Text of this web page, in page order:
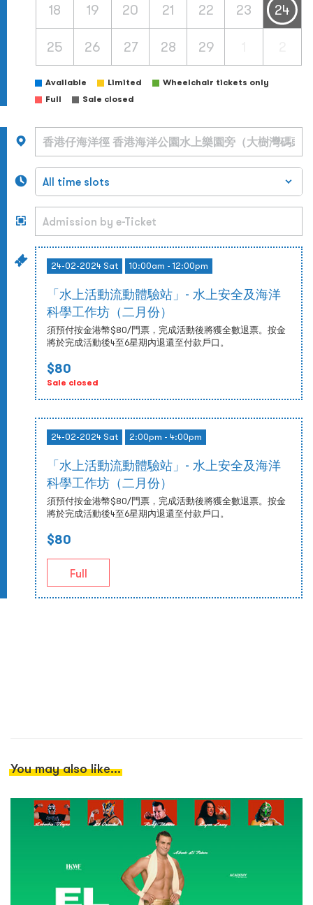
18 19 20 21 22 23 24
25 26 27 28 29
Available Limited
Wheelchair tickets only
Full
Sale closed
24-02-2024 Sat 10:00am - 12:00pm
「水上活動流動體驗站」- 水上安全及海洋
科學工作坊（二月份）
須預付按金港幣$80/門票，完成活動後將獲全數退票。按金
將於完成活動後4至6星期內退還至付款戶口。
$80
Sale closed
24-02-2024 Sat 2:00pm - 4:00pm
「水上活動流動體驗站」- 水上安全及海洋
科學工作坊（二月份）
須預付按金港幣$80/門票，完成活動後將獲全數退票。按金
將於完成活動後4至6星期內退還至付款戶口。
$80
Full
You may also like...